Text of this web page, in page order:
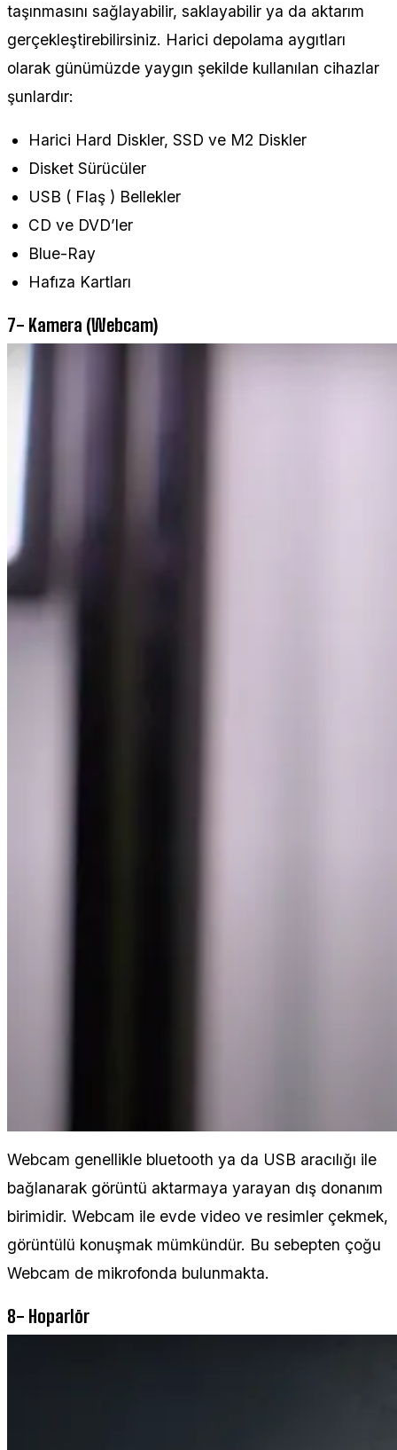
taşınmasını sağlayabilir, saklayabilir ya da aktarım
gerçekleştirebilirsiniz. Harici depolama aygıtları
olarak günümüzde yaygın şekilde kullanılan cihazlar
şunlardır:
Harici Hard Diskler, SSD ve M2 Diskler
Disket Sürücüler
USB ( Flaş ) Bellekler
CD ve DVD’ler
Blue-Ray
Hafıza Kartları
7- Kamera (Webcam)
Webcam genellikle bluetooth ya da USB aracılığı ile
bağlanarak görüntü aktarmaya yarayan dış donanım
birimidir. Webcam ile evde video ve resimler çekmek,
görüntülü konuşmak mümkündür. Bu sebepten çoğu
Webcam de mikrofonda bulunmakta.
8- Hoparlör